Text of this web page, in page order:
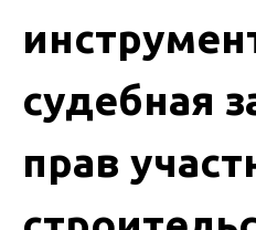
судебная
прав